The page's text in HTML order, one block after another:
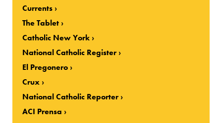
Currents
The Tablet
Catholic New York
National Catholic Register
El Pregonero
Crux
National Catholic Reporter
ACI Prensa